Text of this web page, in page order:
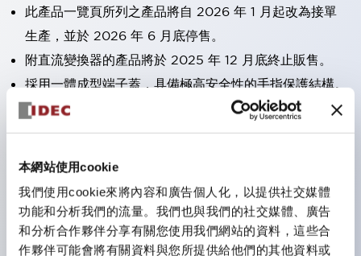
本網站使用cookie
我們使用cookie來將內容和廣告個人化，以提供社交媒體
功能和分析我們的流量。我們也與我們的社交媒體、廣告
和分析合作夥伴分享有關您使用我們網站的資料，這些合
作夥伴可能會將有關資料與您所提供給他們的其他資料或
此產品一覽頁所列之產品將自 2026 年 1 月起改為接單
生產，並於 2026 年 6 月底停售。
附直流變換器的產品將於 2025 年 12 月底終止販售。
採用一體成型端子蓋，具備極高安全性的手指保護結構。
接點部採用自清潔滾動接觸方式，維持穩定導通性能。
防護結構可防止水或油從面板前方滲入：IP65（僅雙按
鈕開關為 IP40）。
三種功能集結於一顆開關。
完整支援全球各地需求的多種電壓規格。
一顆 LED 燈泡即可呈現六種顏色（LSRD 燈泡）。以往